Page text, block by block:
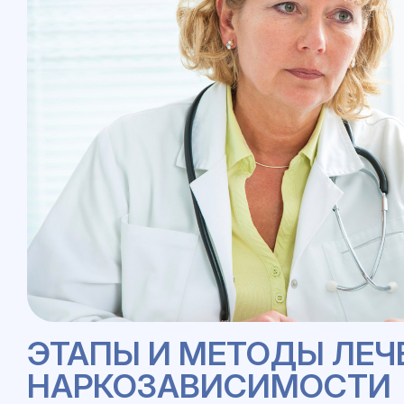
ЭТАПЫ И МЕТОДЫ
НАРКОЗАВИСИМОСТИ